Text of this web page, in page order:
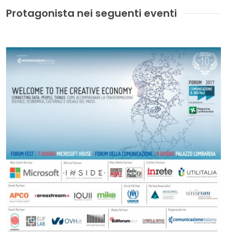
Protagonista nei seguenti eventi